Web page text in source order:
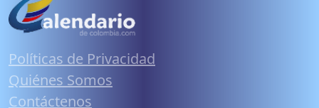
Políticas de Privacidad
Quiénes Somos
Contáctenos